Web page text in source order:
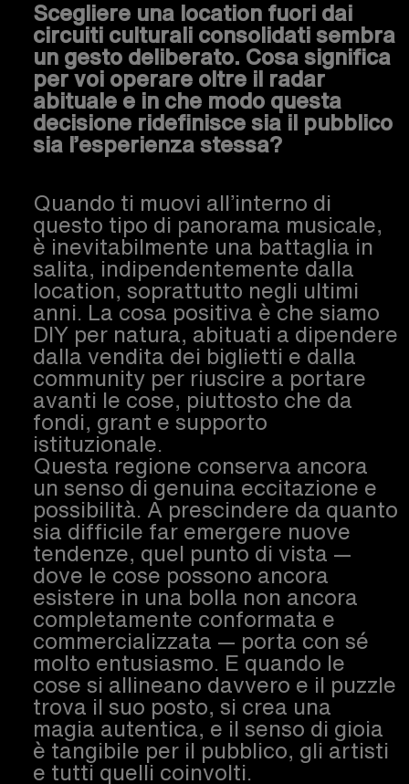
Scegliere una location fuori dai
circuiti culturali consolidati sembra
un gesto deliberato. Cosa significa
per voi operare oltre il radar
abituale e in che modo questa
decisione ridefinisce sia il pubblico
sia l’esperienza stessa?
Quando ti muovi all’interno di
questo tipo di panorama musicale,
è inevitabilmente una battaglia in
salita, indipendentemente dalla
location, soprattutto negli ultimi
anni. La cosa positiva è che siamo
DIY per natura, abituati a dipendere
dalla vendita dei biglietti e dalla
community per riuscire a portare
avanti le cose, piuttosto che da
fondi, grant e supporto
istituzionale.
Questa regione conserva ancora
un senso di genuina eccitazione e
possibilità. A prescindere da quanto
sia difficile far emergere nuove
tendenze, quel punto di vista —
dove le cose possono ancora
esistere in una bolla non ancora
completamente conformata e
commercializzata — porta con sé
molto entusiasmo. E quando le
cose si allineano davvero e il puzzle
trova il suo posto, si crea una
magia autentica, e il senso di gioia
è tangibile per il pubblico, gli artisti
e tutti quelli coinvolti.